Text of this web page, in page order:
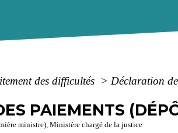
des difficultés > Déclaration
PAIEMENTS
ministre), Ministère chargé de la justice